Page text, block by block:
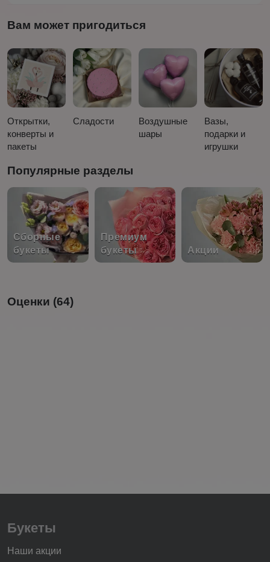
Вам может пригодиться
Открытки,
конверты и
пакеты
Сладости
Воздушные
шары
Вазы,
подарки и
игрушки
Популярные разделы
Сборные
букеты
Премиум
букеты
Акции
Оценки (64)
Букеты
Наши акции